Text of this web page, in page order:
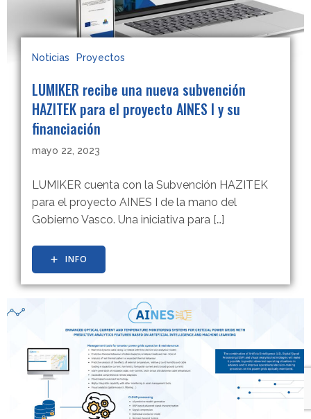
Noticias Proyectos
LUMIKER recibe una nueva subvención
HAZITEK para el proyecto AINES I y su
financiación
mayo 22, 2023
LUMIKER cuenta con la Subvención HAZITEK
para el proyecto AINES I de la mano del
Gobierno Vasco. Una iniciativa para […]
INFO